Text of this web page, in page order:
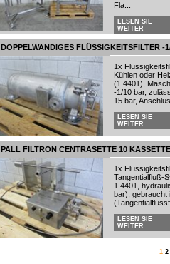
Fla...
LESEN SIE
WEITER
DOPPELWANDIGES FLÜSSIGKEITSFILTER -
1x
Kühlen oder
(1.4401),
-1/10 bar,
15 bar,
LESEN SIE
WEITER
PALL FILTRON CENTRASETTE 10
1x
Tangentialfluß-
1.4401,
bar), gebraucht
LESEN SIE
WEITER
1 2